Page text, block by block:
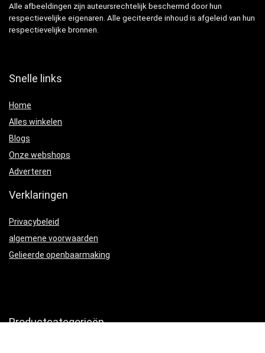
Alle afbeeldingen zijn auteursrechtelijk beschermd door hun
respectievelijke eigenaren. Alle geciteerde inhoud is afgeleid van hun
respectievelijke bronnen.
Snelle links
Home
Alles winkelen
Blogs
Onze webshops
Adverteren
Verklaringen
Privacybeleid
algemene voorwaarden
Gelieerde openbaarmaking
Productcategorieën